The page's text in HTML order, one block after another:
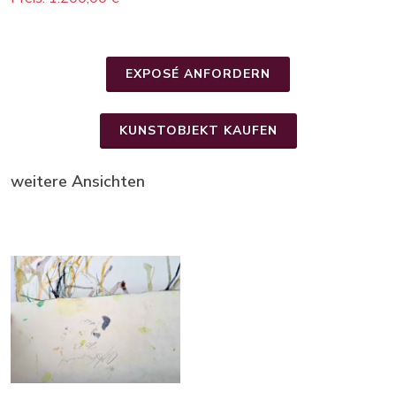
EXPOSÉ ANFORDERN
KUNSTOBJEKT KAUFEN
weitere Ansichten